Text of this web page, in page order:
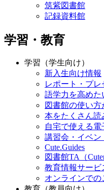
筑紫図書館
記録資料館
学習・教育
学習（学生向け）
新入生向け情報
レポート・プ
語学力を高めた
図書館の使い方
本をたくさん読
自宅で使える
講習会・イベン
Cute.Guides
図書館TA（Cuter
教育情報サービ
オンラインでの